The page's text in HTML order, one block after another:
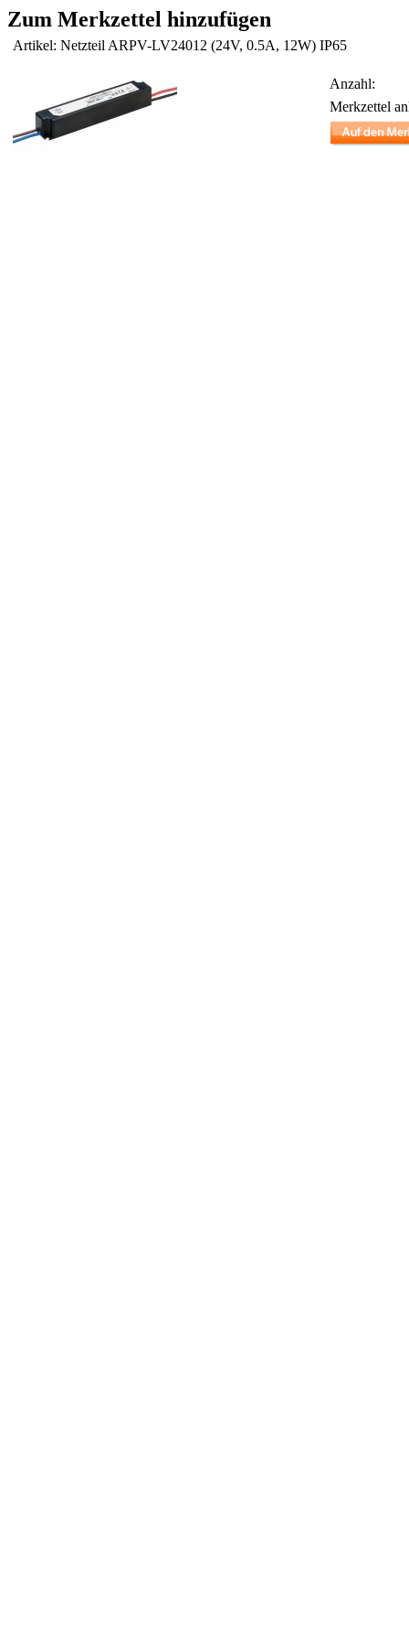
Zum Merkzettel hinzufügen
Artikel: Netzteil ARPV-LV24012 (24V, 0.5A, 12W) IP65
Anzahl:
Merkzettel